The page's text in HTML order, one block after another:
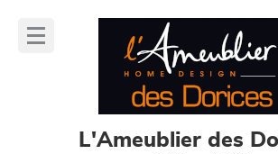
L'Ameublier des